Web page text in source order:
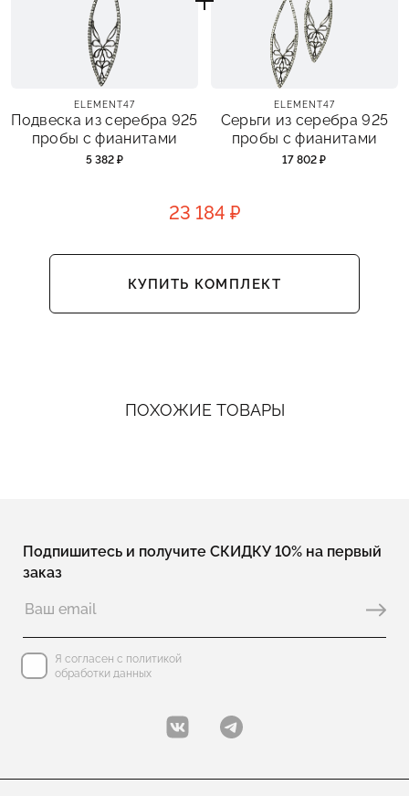
ELEMENT47
Подвеска из серебра 925
пробы с фианитами
5 382 ₽
ELEMENT47
Серьги из серебра 925
пробы с фианитами
17 802 ₽
23 184 ₽
КУПИТЬ КОМПЛЕКТ
ПОХОЖИЕ ТОВАРЫ
Подпишитесь и получите СКИДКУ 10% на первый
заказ
Я согласен с политикой
обработки данных